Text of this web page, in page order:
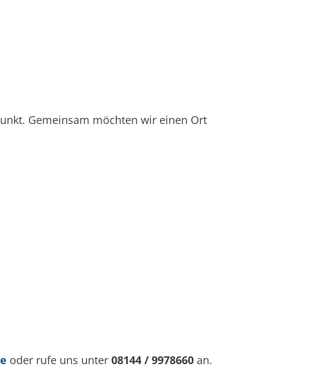
Gemeinsam möchten wir einen Ort
oder rufe uns unter 08144 / 9978660 an.